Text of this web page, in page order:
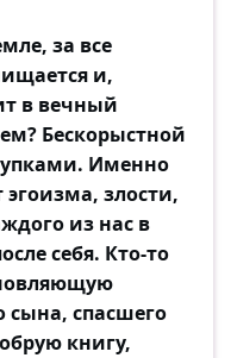
за все
и,
в вечный
Бескорыстной
Именно
злости,
из нас в
себя. Кто-то
сына, спасшего
книгу,